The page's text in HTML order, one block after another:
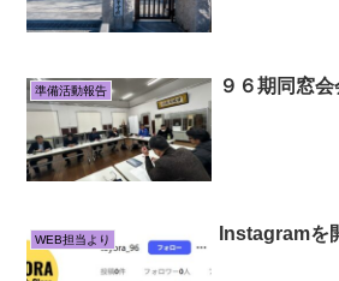
準備活動報告 ９６期同窓
WEB担当より Instagramを